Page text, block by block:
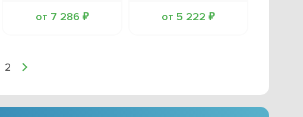
от 7 286 ₽ от 5 222 ₽
2